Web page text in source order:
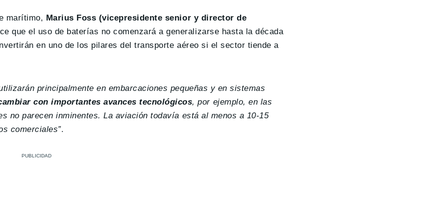
marítimo, Marius Foss (vicepresidente senior y director de
que el uso de baterías no comenzará a generalizarse hasta la década
en uno de los pilares del transporte aéreo si el sector tiende a
principalmente en embarcaciones pequeñas y en sistemas
con importantes avances tecnológicos, por ejemplo, en las
no parecen inminentes. La aviación todavía está al menos a 10-15
comerciales”.